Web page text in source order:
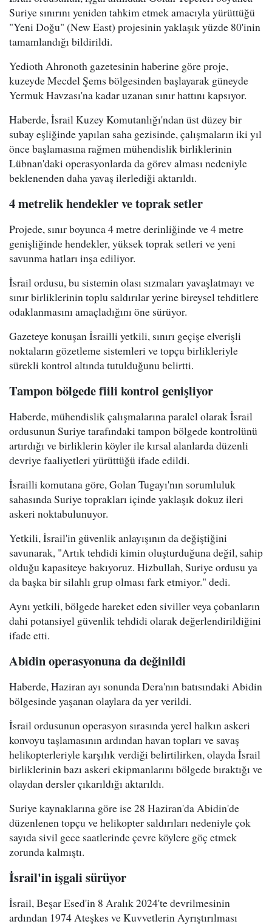
Suriye sınırını yeniden tahkim etmek amacıyla yürüttüğü
"Yeni Doğu" (New East) projesinin yaklaşık yüzde 80'inin
tamamlandığı bildirildi.
Yedioth Ahronoth gazetesinin haberine göre proje,
kuzeyde Mecdel Şems bölgesinden başlayarak güneyde
Yermuk Havzası'na kadar uzanan sınır hattını kapsıyor.
Haberde, İsrail Kuzey Komutanlığı'ndan üst düzey bir
subay eşliğinde yapılan saha gezisinde, çalışmaların iki yıl
önce başlamasına rağmen mühendislik birliklerinin
Lübnan'daki operasyonlarda da görev alması nedeniyle
beklenenden daha yavaş ilerlediği aktarıldı.
4 metrelik hendekler ve toprak setler
Projede, sınır boyunca 4 metre derinliğinde ve 4 metre
genişliğinde hendekler, yüksek toprak setleri ve yeni
savunma hatları inşa ediliyor.
İsrail ordusu, bu sistemin olası sızmaları yavaşlatmayı ve
sınır birliklerinin toplu saldırılar yerine bireysel tehditlere
odaklanmasını amaçladığını öne sürüyor.
Gazeteye konuşan İsrailli yetkili, sınırı geçişe elverişli
noktaların gözetleme sistemleri ve topçu birlikleriyle
sürekli kontrol altında tutulduğunu belirtti.
Tampon bölgede fiili kontrol genişliyor
Haberde, mühendislik çalışmalarına paralel olarak İsrail
ordusunun Suriye tarafındaki tampon bölgede kontrolünü
artırdığı ve birliklerin köyler ile kırsal alanlarda düzenli
devriye faaliyetleri yürüttüğü ifade edildi.
İsrailli komutana göre, Golan Tugayı'nın sorumluluk
sahasında Suriye toprakları içinde yaklaşık dokuz ileri
askeri noktabulunuyor.
Yetkili, İsrail'in güvenlik anlayışının da değiştiğini
savunarak, "Artık tehdidi kimin oluşturduğuna değil, sahip
olduğu kapasiteye bakıyoruz. Hizbullah, Suriye ordusu ya
da başka bir silahlı grup olması fark etmiyor." dedi.
Aynı yetkili, bölgede hareket eden siviller veya çobanların
dahi potansiyel güvenlik tehdidi olarak değerlendirildiğini
ifade etti.
Abidin operasyonuna da değinildi
Haberde, Haziran ayı sonunda Dera'nın batısındaki Abidin
bölgesinde yaşanan olaylara da yer verildi.
İsrail ordusunun operasyon sırasında yerel halkın askeri
konvoyu taşlamasının ardından havan topları ve savaş
helikopterleriyle karşılık verdiği belirtilirken, olayda İsrail
birliklerinin bazı askeri ekipmanlarını bölgede bıraktığı ve
olaydan dersler çıkarıldığı aktarıldı.
Suriye kaynaklarına göre ise 28 Haziran'da Abidin'de
düzenlenen topçu ve helikopter saldırıları nedeniyle çok
sayıda sivil gece saatlerinde çevre köylere göç etmek
zorunda kalmıştı.
İsrail'in işgali sürüyor
İsrail, Beşar Esed'in 8 Aralık 2024'te devrilmesinin
ardından 1974 Ateşkes ve Kuvvetlerin Ayrıştırılması